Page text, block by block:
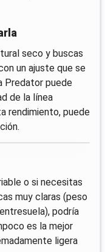
seco y buscas
un ajuste que se
Predator puede
de la línea
rendimiento, puede
o si necesitas
muy claras (peso
podría
es la mejor
ligera